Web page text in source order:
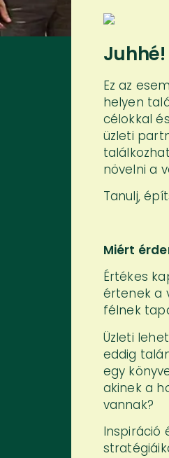
Ez az
helyen
célokkal
üzleti
növelni a
Tanulj,
Miért
Értékes
értenek a
félnek
Üzleti
eddig
egy
akinek a
vannak?
Inspiráció